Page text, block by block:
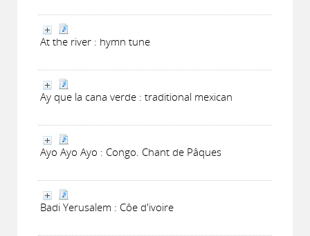
At the river : hymn tune
Ay que la cana verde : traditional mexican
Ayo Ayo Ayo : Congo. Chant de Pâques
Badi Yerusalem : Côe d'ivoire